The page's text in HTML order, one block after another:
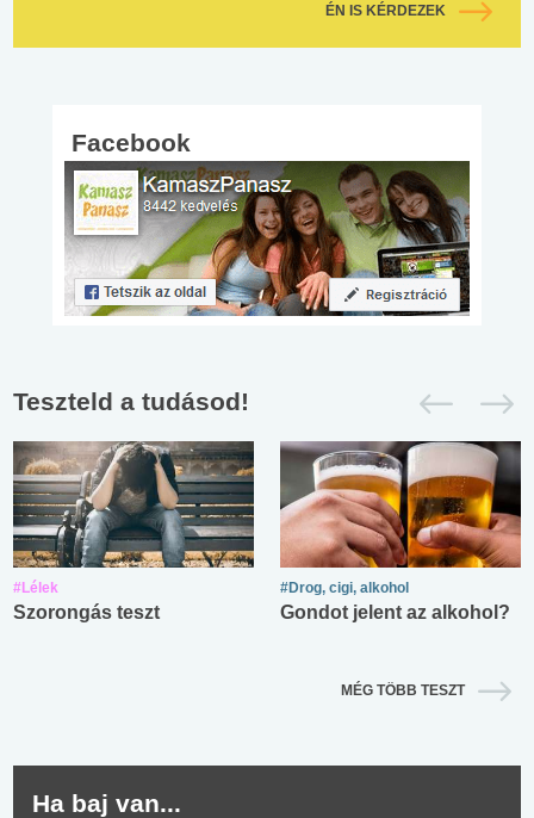
ÉN IS KÉRDEZEK
Facebook
Teszteld a tudásod!
#Lélek
Szorongás teszt
#Drog, cigi, alkohol
Gondot jelent az alkohol?
MÉG TÖBB TESZT
Ha baj van...